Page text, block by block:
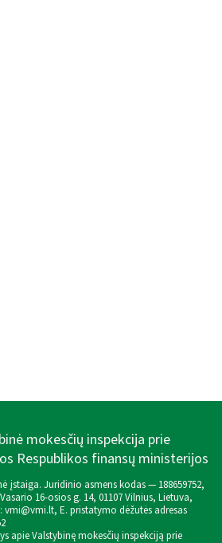
mokesčių inspekcija prie
Respublikos finansų ministerijos
įstaiga. Juridinio asmens kodas — 188659752,
16-osios g. 14, 01107 Vilnius, Lietuva,
vmi@vmi.lt, E. pristatymo dėžutės adresas
apie Valstybinę mokesčių inspekciją prie